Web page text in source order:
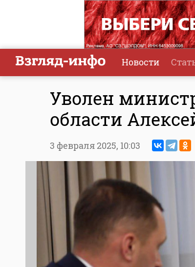
Новости
Уволен
области
3 февраля 2025, 10:03